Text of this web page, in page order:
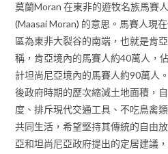
莫蘭Moran 在東非的遊牧名族馬賽
(Maasai Moran) 的意思。馬賽人現
區為東非大裂谷的南端，也就是肯
稱，肯亞境內的馬賽人約40萬人，
計坦尚尼亞境內的馬賽人約90萬人
後政府時期的歷次縮減土地面積，
度、排斥現代交通工具、不吃鳥禽
共同生活，希望堅持其傳統的自由
亞和坦尚尼亞政府提出的定居建議